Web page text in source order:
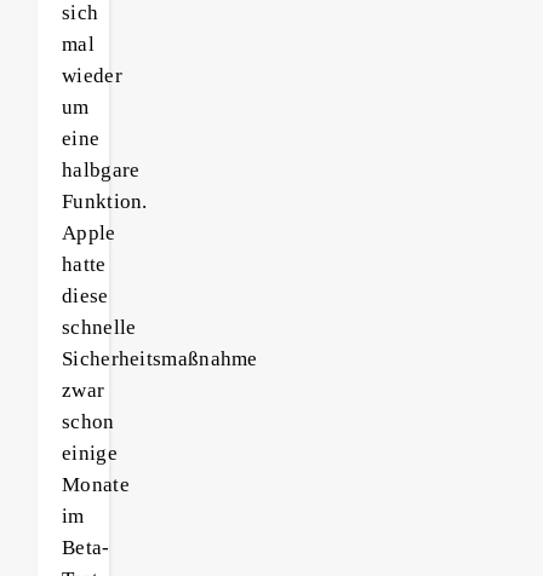
sich
mal
wieder
um
eine
halbgare
Funktion.
Apple
hatte
diese
schnelle
Sicherheitsmaßnahme
zwar
schon
einige
Monate
im
Beta-